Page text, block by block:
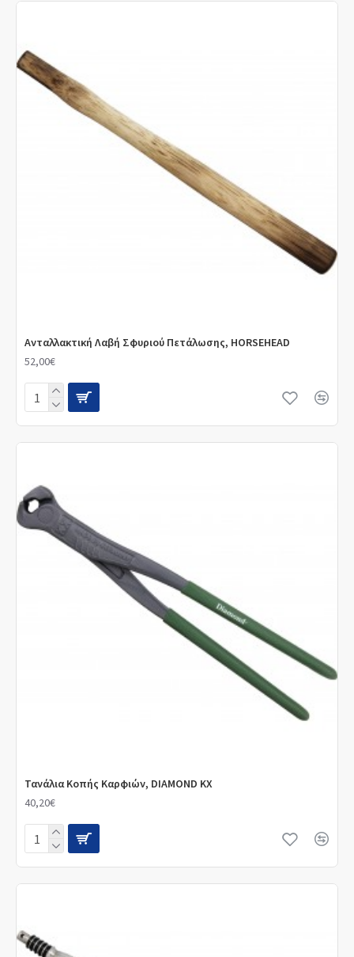
Ανταλλακτική Λαβή Σφυριού Πετάλωσης, HORSEHEAD
52,00€
Τανάλια Κοπής Καρφιών, DIAMOND KX
40,20€